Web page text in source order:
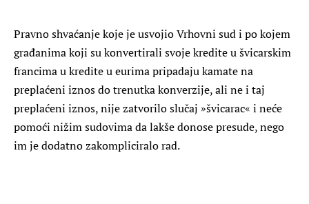
Pravno shvaćanje koje je usvojio Vrhovni sud i po kojem
građanima koji su konvertirali svoje kredite u švicarskim
francima u kredite u eurima pripadaju kamate na
preplaćeni iznos do trenutka konverzije, ali ne i taj
preplaćeni iznos, nije zatvorilo slučaj »švicarac« i neće
pomoći nižim sudovima da lakše donose presude, nego
im je dodatno zakompliciralo rad.